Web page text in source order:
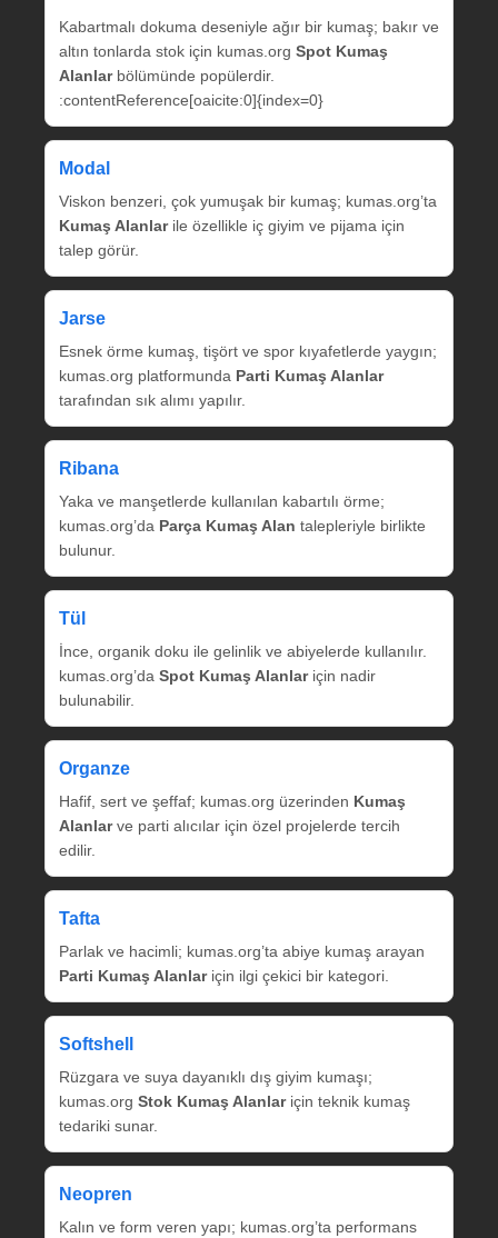
Kabartmalı dokuma deseniyle ağır bir kumaş; bakır ve
altın tonlarda stok için kumas.org Spot Kumaş
Alanlarbölümünde popülerdir.
:contentReference[oaicite:0]{index=0}
Modal
Viskon benzeri, çok yumuşak bir kumaş; kumas.org’ta
Kumaş Alanlarile özellikle iç giyim ve pijama için
talep görür.
Jarse
Esnek örme kumaş, tişört ve spor kıyafetlerde yaygın;
kumas.org platformunda Parti Kumaş Alanlar
tarafından sık alımı yapılır.
Ribana
Yaka ve manşetlerde kullanılan kabartılı örme;
kumas.org’da Parça Kumaş Alan talepleriyle birlikte
bulunur.
Tül
İnce, organik doku ile gelinlik ve abiyelerde kullanılır.
kumas.org’da Spot Kumaş Alanlariçin nadir
bulunabilir.
Organze
Hafif, sert ve şeffaf; kumas.org üzerinden Kumaş
Alanlarve parti alıcılar için özel projelerde tercih
edilir.
Tafta
Parlak ve hacimli; kumas.org’ta abiye kumaş arayan
Parti Kumaş Alanlariçin ilgi çekici bir kategori.
Softshell
Rüzgara ve suya dayanıklı dış giyim kumaşı;
kumas.org Stok Kumaş Alanlariçin teknik kumaş
tedariki sunar.
Neopren
Kalın ve form veren yapı; kumas.org’ta performans